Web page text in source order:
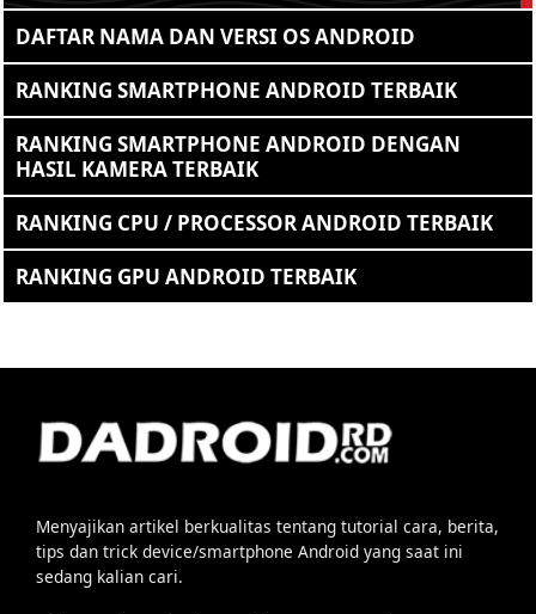
DAFTAR NAMA DAN VERSI OS ANDROID
RANKING SMARTPHONE ANDROID TERBAIK
RANKING SMARTPHONE ANDROID DENGAN
HASIL KAMERA TERBAIK
RANKING CPU / PROCESSOR ANDROID TERBAIK
RANKING GPU ANDROID TERBAIK
Menyajikan artikel berkualitas tentang tutorial cara, berita,
tips dan trick device/smartphone Android yang saat ini
sedang kalian cari.